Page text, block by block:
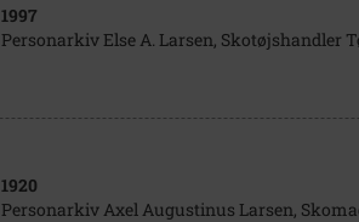
1997
Personarkiv Else A. Larsen, Skotøjshandler
1920
Personarkiv Axel Augustinus Larsen,